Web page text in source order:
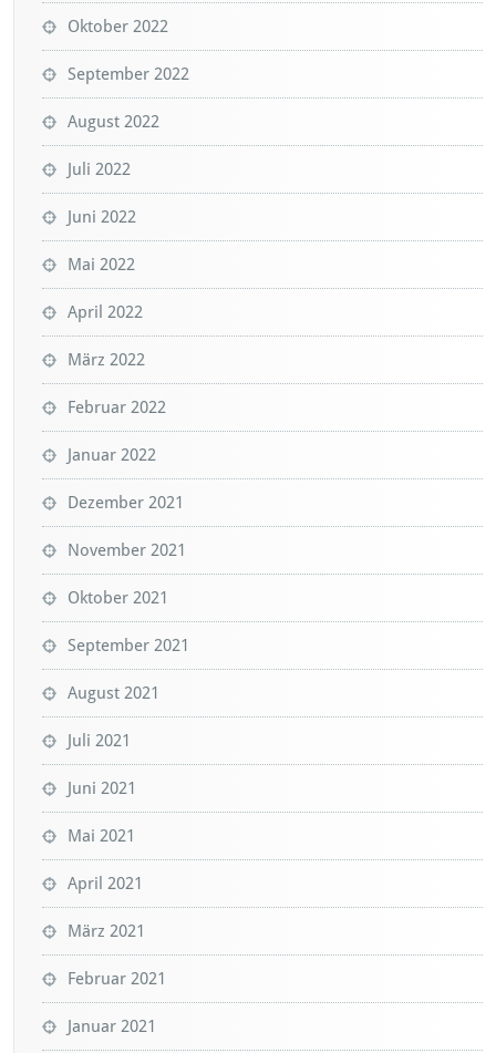
Oktober 2022
September 2022
August 2022
Juli 2022
Juni 2022
Mai 2022
April 2022
März 2022
Februar 2022
Januar 2022
Dezember 2021
November 2021
Oktober 2021
September 2021
August 2021
Juli 2021
Juni 2021
Mai 2021
April 2021
März 2021
Februar 2021
Januar 2021